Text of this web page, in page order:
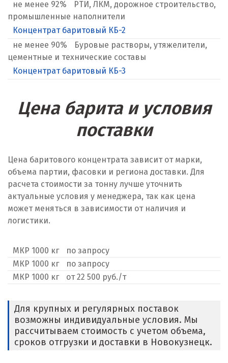
Краснотурьинск
Красноуфимск
Красноярск
Кузино
Л
Лангепас
Липецк
Лыткарино
М
Магнитогорск
Махачкала
не менее 92%
РТИ, ЛКМ, дорожное строительство,
промышленные наполнители
Концентрат баритовый КБ-2
не менее 90%
Буровые растворы, утяжелители,
цементные и технические составы
Концентрат баритовый КБ-3
Цена барита и условия
поставки
Цена баритового концентрата зависит от марки,
объема партии, фасовки и региона доставки. Для
расчета стоимости за тонну лучше уточнить
актуальные условия у менеджера, так как цена
может меняться в зависимости от наличия и
логистики.
МКР 1000 кг
по запросу
МКР 1000 кг
по запросу
МКР 1000 кг
от 22 500 руб./т
Для крупных и регулярных поставок
возможны индивидуальные условия. Мы
рассчитываем стоимость с учетом объема,
сроков отгрузки и доставки в Новокузнецк.